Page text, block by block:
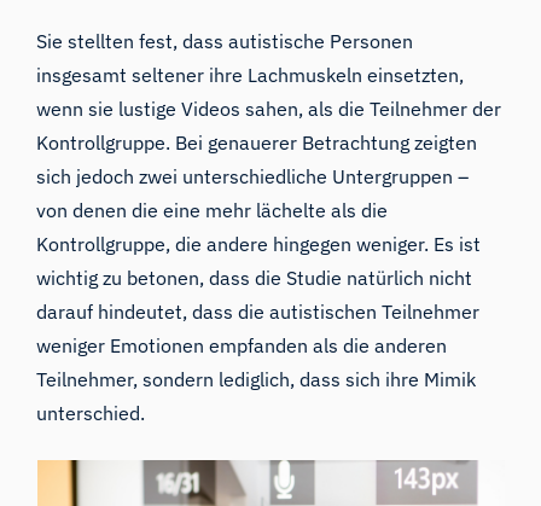
Sie stellten fest, dass autistische Personen
insgesamt seltener ihre Lachmuskeln einsetzten,
wenn sie lustige Videos sahen, als die Teilnehmer der
Kontrollgruppe. Bei genauerer Betrachtung zeigten
sich jedoch zwei unterschiedliche Untergruppen –
von denen die eine mehr lächelte als die
Kontrollgruppe, die andere hingegen weniger. Es ist
wichtig zu betonen, dass die Studie natürlich nicht
darauf hindeutet, dass die autistischen Teilnehmer
weniger Emotionen empfanden als die anderen
Teilnehmer, sondern lediglich, dass sich ihre Mimik
unterschied.